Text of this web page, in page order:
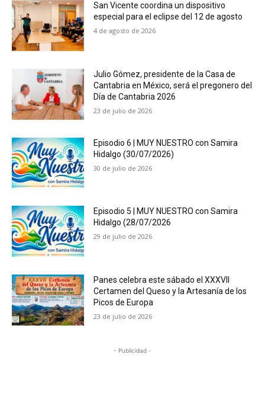
San Vicente coordina un dispositivo
especial para el eclipse del 12 de agosto
4 de agosto de 2026
Julio Gómez, presidente de la Casa de
Cantabria en México, será el pregonero del
Día de Cantabria 2026
23 de julio de 2026
Episodio 6 | MUY NUESTRO con Samira
Hidalgo (30/07/2026)
30 de julio de 2026
Episodio 5 | MUY NUESTRO con Samira
Hidalgo (28/07/2026
29 de julio de 2026
Panes celebra este sábado el XXXVII
Certamen del Queso y la Artesanía de los
Picos de Europa
23 de julio de 2026
- Publicidad -